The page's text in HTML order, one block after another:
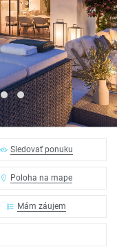
Sledovať ponuku
Poloha na mape
Mám záujem